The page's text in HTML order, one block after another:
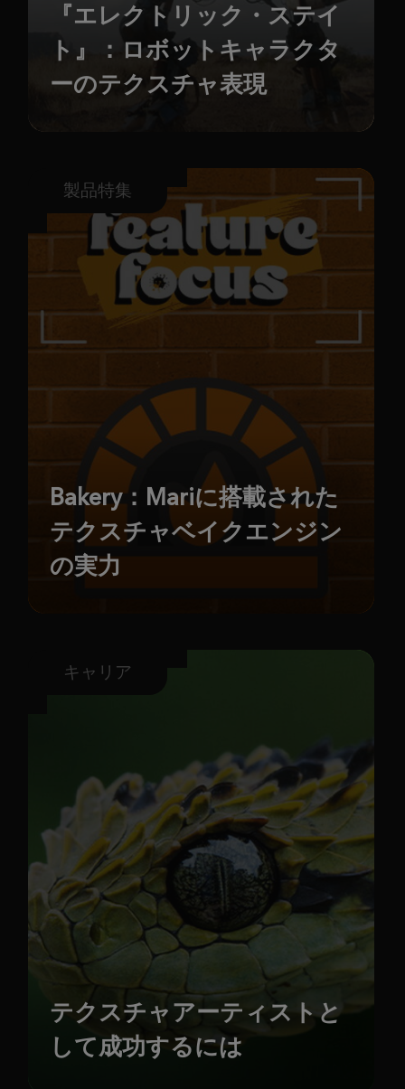
『エレクトリック・ステイ
ト』：ロボットキャラクタ
ーのテクスチャ表現
製品特集
Bakery：Mariに搭載された
テクスチャベイクエンジン
の実力
キャリア
テクスチャアーティストと
して成功するには